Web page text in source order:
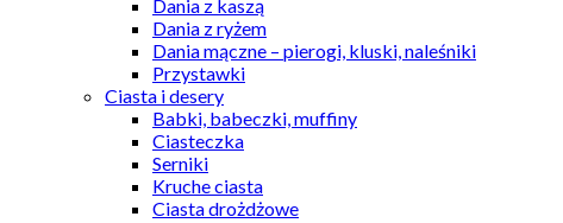
Dania z kaszą
Dania z ryżem
Dania mączne – pierogi, kluski, naleśniki
Przystawki
Ciasta i desery
Babki, babeczki, muffiny
Ciasteczka
Serniki
Kruche ciasta
Ciasta drożdżowe